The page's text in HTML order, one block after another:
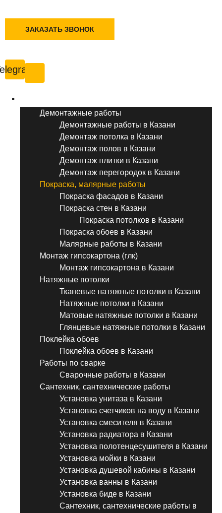
ЗАКАЗАТЬ ЗВОНОК
Демонтажные работы
Демонтажные работы в Казани
Демонтаж потолка в Казани
Демонтаж полов в Казани
Демонтаж плитки в Казани
Демонтаж перегородок в Казани
Покраска, малярные работы
Покраска фасадов в Казани
Покраска стен в Казани
Покраска потолков в Казани
Покраска обоев в Казани
Малярные работы в Казани
Монтаж гипсокартона (глк)
Монтаж гипсокартона в Казани
Натяжные потолки
Тканевые натяжные потолки в Казани
Натяжные потолки в Казани
Матовые натяжные потолки в Казани
Глянцевые натяжные потолки в Казани
Поклейка обоев
Поклейка обоев в Казани
Работы по сварке
Сварочные работы в Казани
Сантехник, сантехнические работы
Установка унитаза в Казани
Установка счетчиков на воду в Казани
Установка смесителя в Казани
Установка радиатора в Казани
Установка полотенцесушителя в Казани
Установка мойки в Казани
Установка душевой кабины в Казани
Установка ванны в Казани
Установка биде в Казани
Сантехник, сантехнические работы в